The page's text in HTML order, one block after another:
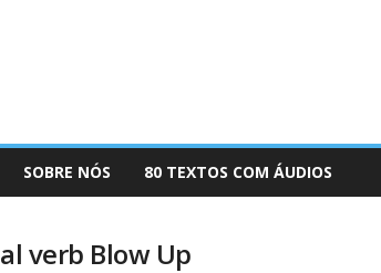
SOBRE NÓS 80 TEXTOS COM ÁUDIOS
verb Blow Up